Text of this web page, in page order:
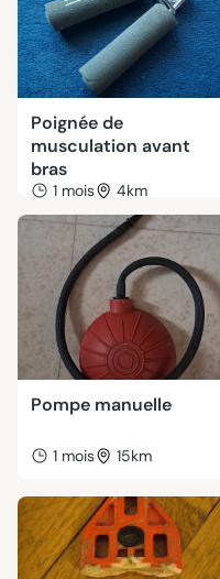
Poignée de
musculation avant
bras
1 mois 4km
Pompe manuelle
1 mois 15km